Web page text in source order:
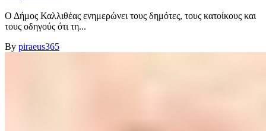
Ο Δήμος Καλλιθέας ενημερώνει τους δημότες, τους κατοίκους και
τους οδηγούς ότι τη...
By piraeus365